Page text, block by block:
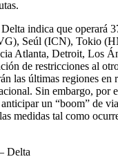
indica que operará
Seúl (ICN), Tokio
Atlanta, Detroit, Los
de restricciones al
las últimas regiones en
Sin embargo, por
un “boom” de
medidas tal como
Delta